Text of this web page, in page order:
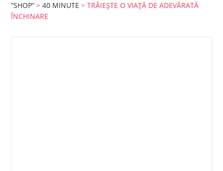
”SHOP” >40 MINUTE > TRĂIEȘTE O VIAȚĂ DE ADEVĂRATĂ
ÎNCHINARE